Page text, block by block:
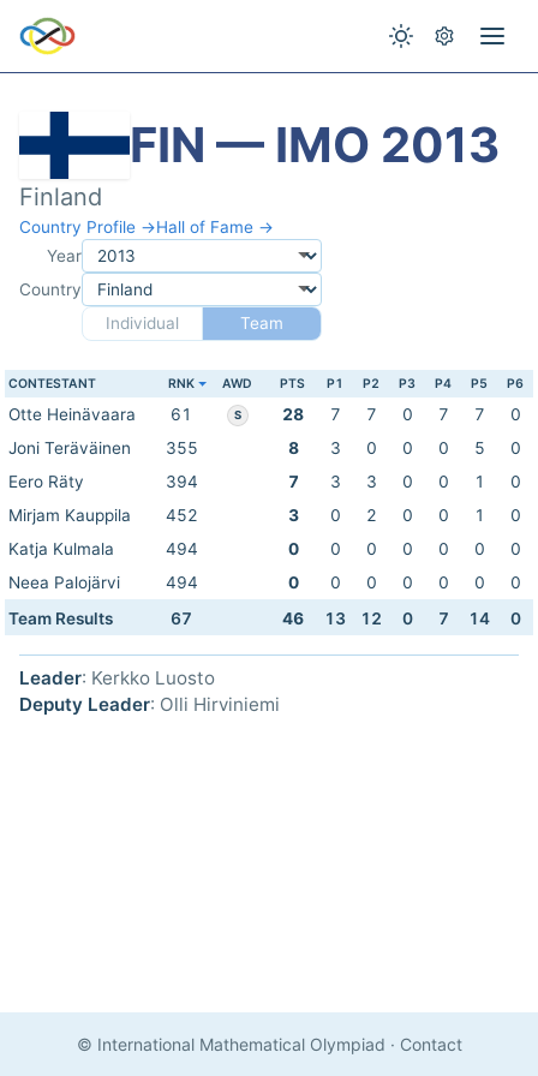
FIN — IMO 2013
Finland
Country Profile →Hall of Fame →
Year
Country
Individual
Team
CONTESTANT RNK AWD PTS P1 P2 P3 P4 P5 P6
Otte Heinävaara 61 S 28 7 7 0 7 7
0
Joni Teräväinen
355 8 3 0 0 0 5
0
Eero Räty
394 7 3 3 0 0 1
0
Mirjam Kauppila
452 3 0 2 0 0 1
0
Katja Kulmala
494 0 0 0 0 0 0
0
Neea Palojärvi
494 0 0 0 0 0 0
0
Team Results
67 46 13 12 0 7 14 0
Leader: Kerkko Luosto
Deputy Leader: Olli Hirviniemi
© International Mathematical Olympiad · Contact